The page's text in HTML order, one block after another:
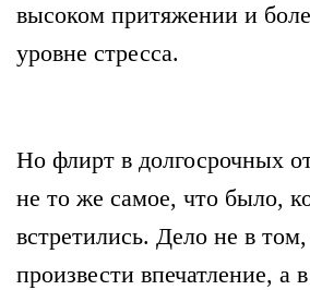
высоком притяжении и
уровне стресса.
Но флирт в долгосрочных
не то же самое, что было,
встретились. Дело не в
произвести впечатление, а